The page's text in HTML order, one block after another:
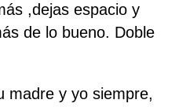
,dejas espacio y
de lo bueno. Doble
madre y yo siempre,